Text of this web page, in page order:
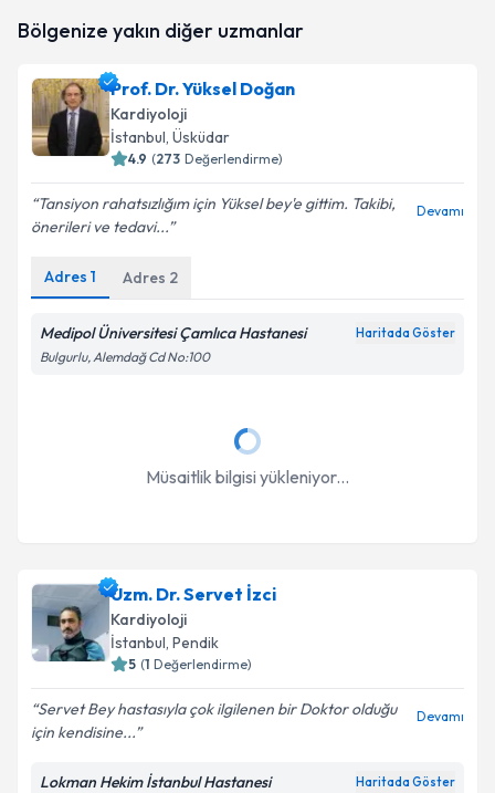
oluşturun. Size bu uzmandan randevu almanız için bir
E-posta Adresiniz
Kişisel verilerimin işlenmesine ilişkin Aydınlatma
Metni'ni okudum ve kişisel verilerimin belirtilen
Takvim Talebini Gönder
Bölgenize yakın diğer uzmanlar
Prof. Dr. Yüksel Doğan
Kardiyoloji
İstanbul, Üsküdar
4.9 (273 Değerlendirme)
Tansiyon rahatsızlığım için Yüksel bey'e gittim. Takibi,
önerileri ve tedavi...
Devamı
Adres 1 Adres 2
Medipol Üniversitesi Çamlıca Hastanesi Haritada Göster
Bulgurlu, Alemdağ Cd No:100
Müsaitlik bilgisi yükleniyor...
Uzm. Dr. Servet İzci
Kardiyoloji
İstanbul, Pendik
5 (1 Değerlendirme)
Servet Bey hastasıyla çok ilgilenen bir Doktor olduğu
için kendisine...
Devamı
Lokman Hekim İstanbul Hastanesi Haritada Göster